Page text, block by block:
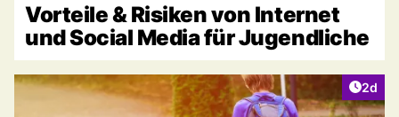
Vorteile & Risiken von Internet
und Social Media für Jugendliche
2d